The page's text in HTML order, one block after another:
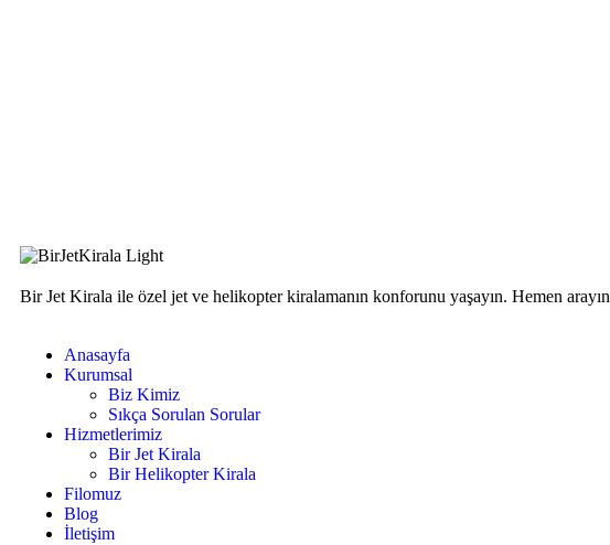
Bir Jet Kirala ile özel jet ve helikopter kiralamanın konforunu yaşayın. Hemen arayın
Anasayfa
Kurumsal
Biz Kimiz
Sıkça Sorulan Sorular
Hizmetlerimiz
Bir Jet Kirala
Bir Helikopter Kirala
Filomuz
Blog
İletişim